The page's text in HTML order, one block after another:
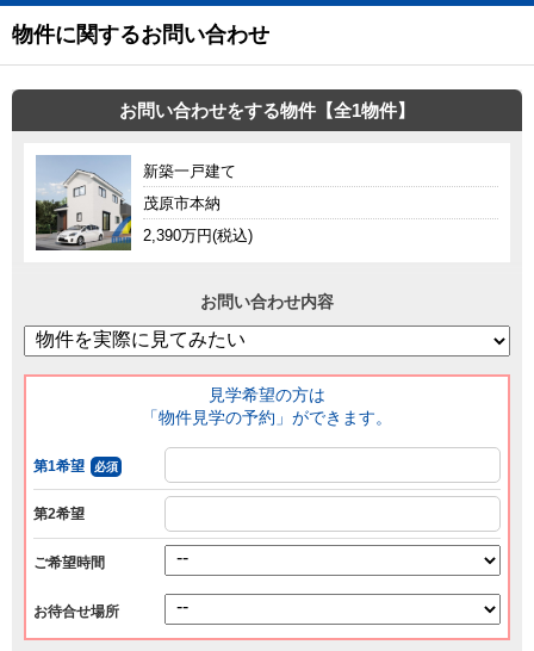
物件に関するお問い合わせ
お問い合わせをする物件【全1物件】
新築一戸建て
茂原市本納
2,390万円(税込)
お問い合わせ内容
見学希望の方は
「物件見学の予約」ができます。
第1希望 必須
第2希望
ご希望時間
お待合せ場所